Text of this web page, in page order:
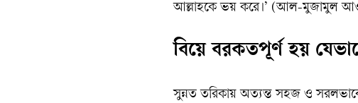
আল্লাহকে ভয় করে।’ (আল-মুজামুল
বিয়ে বরকতপূর্ণ হয়
সুন্নত তরিকায় অত্যন্ত সহজ ও